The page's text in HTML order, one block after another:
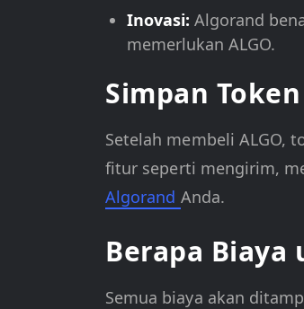
Inovasi: Algorand
memerlukan ALGO.
Simpan
Setelah membeli ALGO,
fitur seperti mengirim,
Algorand Anda.
Berapa Biaya
Semua biaya akan